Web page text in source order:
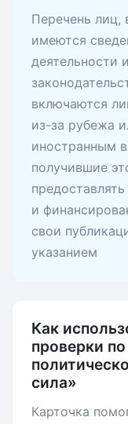
Перечень лиц,
имеются
деятельности
включаются
из-за рубежа
иностранным
получившие
и
свои
указанием
Как
проверки
сила»
Карточка